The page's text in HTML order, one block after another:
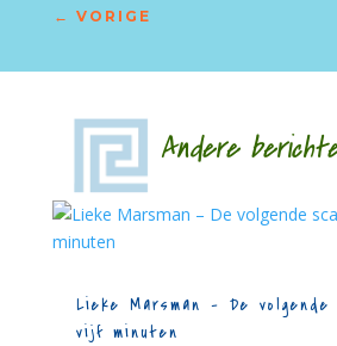
← VORIGE
Andere
Lieke Marsman – De
vijf minuten